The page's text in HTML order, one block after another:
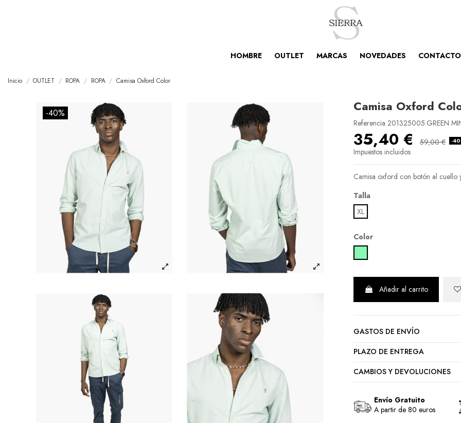
HOMBRE OUTLET MARCAS NOVEDADES CONTACTO
Inicio OUTLET ROPA ROPA Camisa Oxford Color
-40% Camisa Oxford
Referencia 201325005.GREEN
35,40 € 59,00 € -
Impuestos incluidos
Camisa oxford con botón al
Talla
XL
Color
Añadir al carrito
GASTOS DE ENVÍO
PLAZO DE ENTREGA
CAMBIOS Y DEVOLUCIONES
Envío Gratuito
A partir de 80 euros